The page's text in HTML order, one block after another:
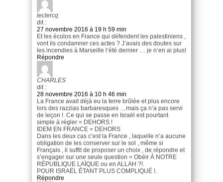
leclercq
dit :
27 novembre 2016 à 19 h 59 min
Et les écolos en France qui défendent les palestiniens ,
vont ils condamner ces actes ? J’avais des doutes sur
les incendies à Marseille l’été dernier … je n’en ai plus!
Répondre
CHARLES
dit :
28 novembre 2016 à 10 h 46 min
La France avait déjà eu la terre brûlée et plus encore
lors des razzias barbaresques …mais ça n’a pas servi
de leçon !. Ce qui se passe en Israël est pourtant
simple à régler = DEHORS !
IDEM EN FRANCE = DEHORS
Dans les deux cas c’est la France , laquelle n’a aucune
obligation de les conserver sur le sol , même si
Français , il suffit de proposer un choix , de répondre et
s’engager sur une seule question = Obéir À NOTRE
RÉPUBLIQUE LAÏQUE ou en ALLAH ?!.
POUR ISRAËL ÉTANT PLUS COMPLIQUÉ !.
Répondre